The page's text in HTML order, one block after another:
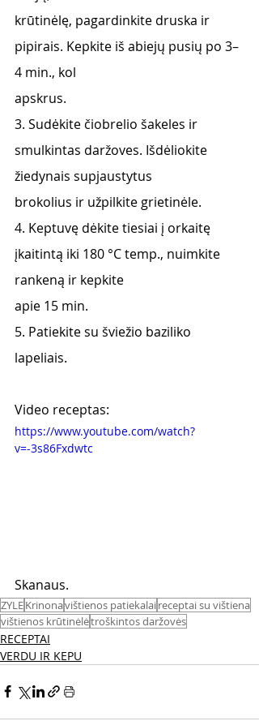
krūtinėlę, pagardinkite druska ir
pipirais. Kepkite iš abiejų pusių po 3–
4 min., kol
apskrus.
3. Sudėkite čiobrelio šakeles ir
smulkintas daržoves. Išdėliokite
žiedynais supjaustytus
brokolius ir užpilkite grietinėle.
4. Keptuvę dėkite tiesiai į orkaitę
įkaitintą iki 180 °C temp., nuimkite
rankeną ir kepkite
apie 15 min.
5. Patiekite su šviežio baziliko
lapeliais.
Video receptas:
https://www.youtube.com/watch?
v=-3s86Fxdwtc
Skanaus.
ZYLEKrinonavištienos patiekalaireceptai su vištiena
vištienos krūtinėlėtroškintos daržovės
RECEPTAI
VERDU IR KEPU